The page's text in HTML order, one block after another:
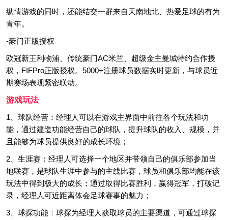
纵情游戏的同时，还能结交一群来自天南地北、热爱足球的有为
青年。
-豪门正版授权
欧冠新王利物浦、传统豪门AC米兰、超级金主曼城特约合作授
权，FIFPro正版授权。5000+注册球员数据实时更新，与球员近
期赛场表现紧密联动。
游戏玩法
1、球队经营：经理人可以在游戏主界面中前往各个玩法和功
能，通过建造功能经营自己的球队，提升球队的收入、规模，并
且能够为球员提供良好的成长环境；
2、生涯赛：经理人可选择一个地区并带领自己的俱乐部参加当
地联赛，是球队生涯中参与的主线比赛，球员和俱乐部均能在该
玩法中得到极大的成长；通过取得比赛胜利，赢得冠军，打破记
录，经理人可近距离体会足球赛事的魅力；
3、球探功能：球探为经理人获取球员的主要渠道，可通过球探